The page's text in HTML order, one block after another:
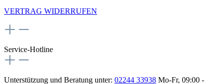
VERTRAG WIDERRUFEN
Service-Hotline
Unterstützung und Beratung unter: 02244 33938 Mo-Fr, 09:00 -